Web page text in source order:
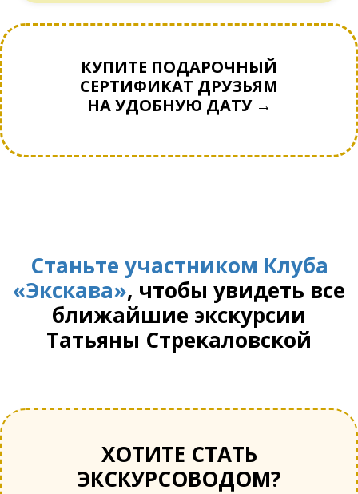
КУПИТЕ ПОДАРОЧНЫЙ
СЕРТИФИКАТ ДРУЗЬЯМ
НА УДОБНУЮ ДАТУ →
Станьте участником Клуба
«Экскава», чтобы увидеть все
ближайшие экскурсии
Татьяны Стрекаловской
ХОТИТЕ СТАТЬ
ЭКСКУРСОВОДОМ?